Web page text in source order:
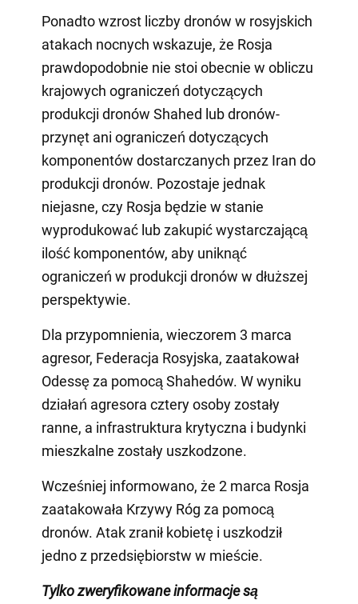
Ponadto wzrost liczby dronów w rosyjskich
atakach nocnych wskazuje, że Rosja
prawdopodobnie nie stoi obecnie w obliczu
krajowych ograniczeń dotyczących
produkcji dronów Shahed lub dronów-
przynęt ani ograniczeń dotyczących
komponentów dostarczanych przez Iran do
produkcji dronów. Pozostaje jednak
niejasne, czy Rosja będzie w stanie
wyprodukować lub zakupić wystarczającą
ilość komponentów, aby uniknąć
ograniczeń w produkcji dronów w dłuższej
perspektywie.
Dla przypomnienia, wieczorem 3 marca
agresor, Federacja Rosyjska, zaatakował
Odessę za pomocą Shahedów. W wyniku
działań agresora cztery osoby zostały
ranne, a infrastruktura krytyczna i budynki
mieszkalne zostały uszkodzone.
Wcześniej informowano, że 2 marca Rosja
zaatakowała Krzywy Róg za pomocą
dronów. Atak zranił kobietę i uszkodził
jedno z przedsiębiorstw w mieście.
Tylko zweryfikowane informacje są